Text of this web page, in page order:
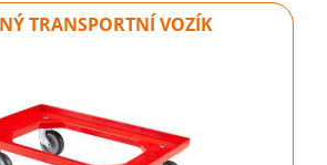
TRANSPORTNÍ VOZÍK